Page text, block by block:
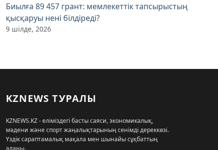
Биылға 89 457 грант: мемлекеттік тапсырыстың
қысқаруы нені білдіреді?
9 шілде, 2026
KZNEWS ТУРАЛЫ
KZNEWS.KZ - еліміздегі басты саяси, экономикалық,
мәдени және спорт жаңалықтарының сенімді дереккөзі.
Үздік сараптамалық мақала мен шынайы сұқбаттың
алаңы.